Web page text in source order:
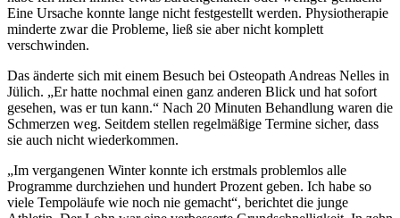
Eine Ursache konnte lange nicht festgestellt werden. Physiotherapie
minderte zwar die Probleme, ließ sie aber nicht komplett
verschwinden.
Das änderte sich mit einem Besuch bei Osteopath Andreas Nelles in
Jülich. „Er hatte nochmal einen ganz anderen Blick und hat sofort
gesehen, was er tun kann.“ Nach 20 Minuten Behandlung waren die
Schmerzen weg. Seitdem stellen regelmäßige Termine sicher, dass
sie auch nicht wiederkommen.
„Im vergangenen Winter konnte ich erstmals problemlos alle
Programme durchziehen und hundert Prozent geben. Ich habe so
viele Tempoläufe wie noch nie gemacht“, berichtet die junge